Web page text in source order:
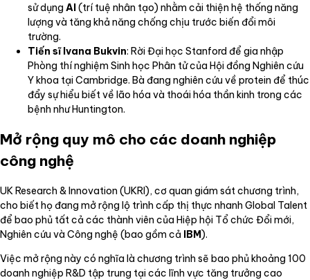
sử dụng AI(trí tuệ nhân tạo) nhằm cải thiện hệ thống năng
lượng và tăng khả năng chống chịu trước biến đổi môi
trường.
Tiến sĩ Ivana Bukvin: Rời Đại học Stanford để gia nhập
Phòng thí nghiệm Sinh học Phân tử của Hội đồng Nghiên cứu
Y khoa tại Cambridge. Bà đang nghiên cứu về protein để thúc
đẩy sự hiểu biết về lão hóa và thoái hóa thần kinh trong các
bệnh như Huntington.
Mở rộng quy mô cho các doanh nghiệp
công nghệ
UK Research & Innovation (UKRI), cơ quan giám sát chương trình,
cho biết họ đang mở rộng lộ trình cấp thị thực nhanh Global Talent
để bao phủ tất cả các thành viên của Hiệp hội Tổ chức Đổi mới,
Nghiên cứu và Công nghệ (bao gồm cả IBM).
Việc mở rộng này có nghĩa là chương trình sẽ bao phủ khoảng 100
doanh nghiệp R&D tập trung tại các lĩnh vực tăng trưởng cao